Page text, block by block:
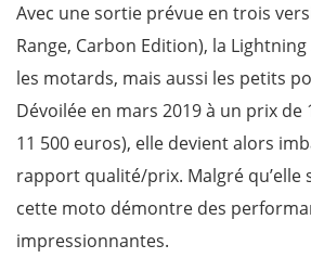
Avec une sortie prévue en trois
Range, Carbon Edition), la
les motards, mais aussi les petits
Dévoilée en mars 2019 à un prix de
11 500 euros), elle devient alors
rapport qualité/prix. Malgré qu’elle
cette moto démontre des
impressionnantes.